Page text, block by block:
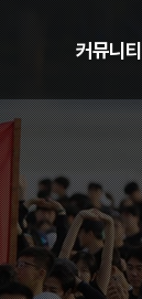
커뮤니티